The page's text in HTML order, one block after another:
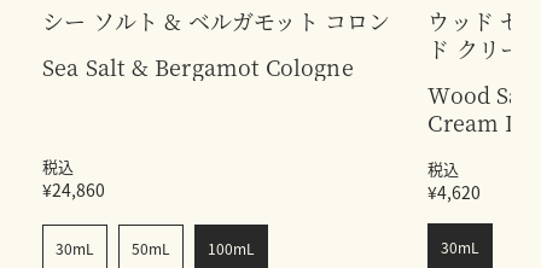
シー ソルト & ベルガモット コロン
Sea Salt & Bergamot Cologne
税込
¥24,860
30mL 50mL 100mL
ウッド セ
ド クリー
Wood
Cream
税込
¥4,620
30mL